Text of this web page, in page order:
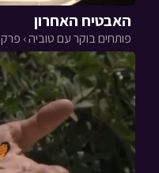
האבטיח האחרון
פותחים בוקר עם טוביה › פרק 18